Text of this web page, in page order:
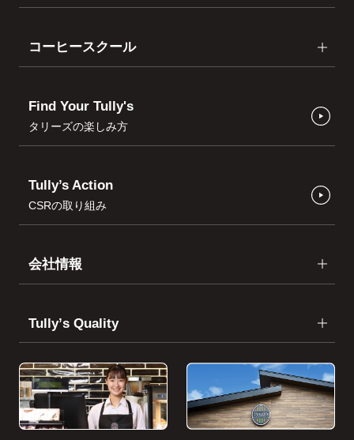
コーヒースクール
Find Your Tully's
タリーズの楽しみ方
Tully’s Action
CSRの取り組み
会社情報
Tullyʼs Quality